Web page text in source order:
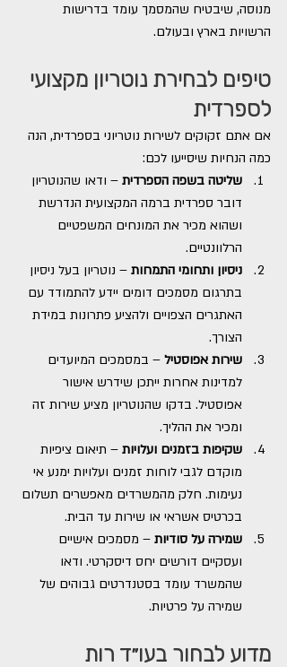
מנוסה, שיבטיח שהמסמך עומד בדרישות
הרשויות בארץ ובעולם.
טיפים לבחירת נוטריון מקצועי
לספרדית
אם אתם זקוקים לשירות נוטריוני בספרדית, הנה
כמה הנחיות שיסייעו לכם:
שליטה בשפה הספרדית – ודאו שהנוטריון
דובר ספרדית ברמה המקצועית הנדרשת
ושהוא מכיר את המונחים המשפטיים
הרלוונטיים.
ניסיון ותחומי התמחות – נוטריון בעל ניסיון
בתרגום מסמכים דומים יידע להתמודד עם
האתגרים הצפויים ולהציע פתרונות במידת
הצורך.
שירות אפוסטיל – במסמכים המיועדים
למדינות אחרות ייתכן שידרש אישור
אפוסטיל. בדקו שהנוטריון מציע שירות זה
ומכיר את ההליך.
שקיפות בזמנים ועלויות – תיאום ציפיות
מוקדם לגבי לוחות זמנים ועלויות ימנע אי
נעימות. חלק מהמשרדים מאפשרים תשלום
בכרטיס אשראי או שירות עד הבית.
שמירה על סודיות – מסמכים אישיים
ועסקיים דורשים יחס דיסקרטי. ודאו
שהמשרד עומד בסטנדרטים גבוהים של
שמירה על פרטיות.
מדוע לבחור בעו״ד רות